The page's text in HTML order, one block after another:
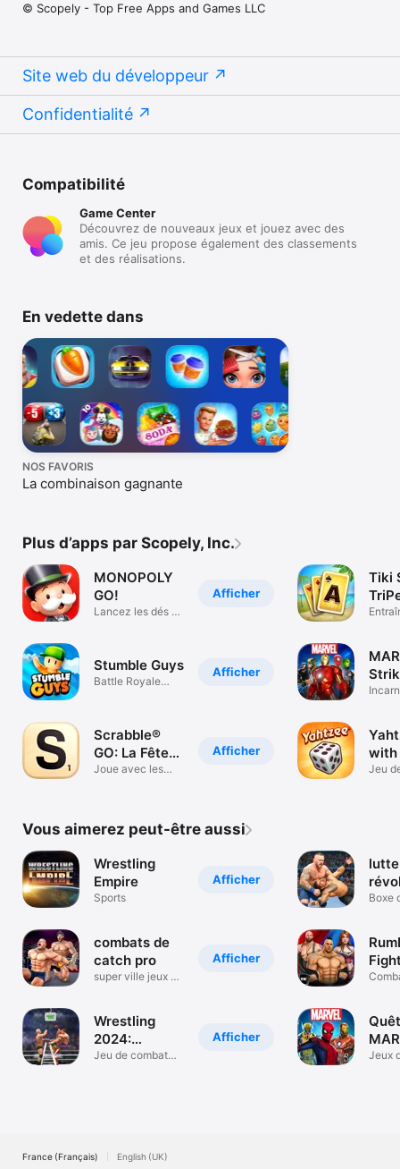
© Scopely - Top Free Apps and Games LLC
Site web du développeur
Confidentialité
Compatibilité
Game Center
Découvrez de nouveaux jeux et jouez avec des
amis. Ce jeu propose également des classements
et des réalisations.
En vedette dans
NOS FAVORIS
La combinaison gagnante
Plus d’apps par Scopely, Inc.
Afficher
MONOPOLY
GO!
Lancez les dés et
Afficher
Stumble Guys
Battle Royale
Afficher
Scrabble®
GO: La Fête
des Mots
Joue avec les
Tiki
with
Dice
Jeu
Vous aimerez peut-être aussi
Afficher
Wrestling
Empire
Sports
Afficher
combats de
catch pro
super ville jeux de
Afficher
Wrestling
2024:
Fighting
Jeu de combat
Boxe
Jeux
France (Français) English (UK)